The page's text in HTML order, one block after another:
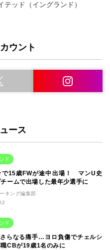
ッド（イングランド）
ウント
ース
ド
で15歳FWが途中出場！ マンU史
ームで出場した最年少選手に
キング編集部
ド
らなる痛手…ヨロ負傷でチェルシ
CBが19歳1名のみに